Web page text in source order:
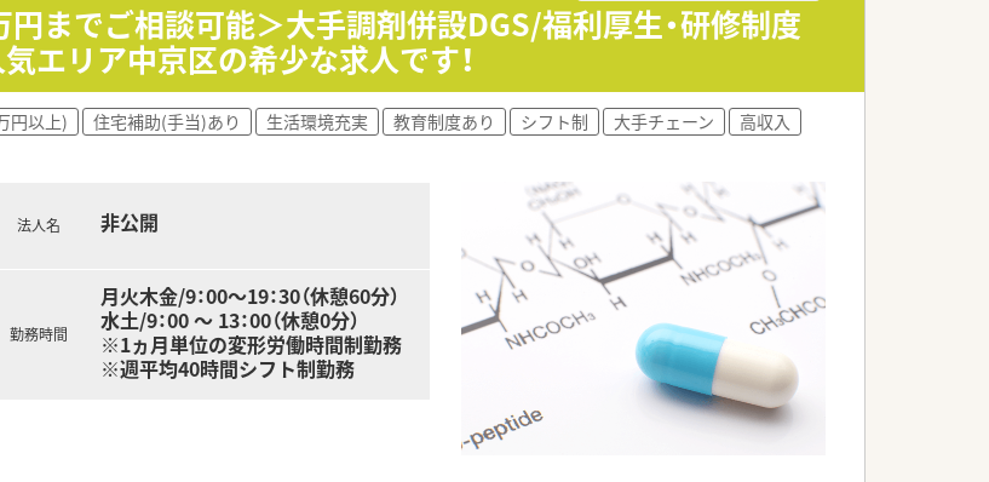
円までご相談可能＞大手調剤併設DGS/福利厚生・研修制度
エリア中京区の希少な求人です！
円以上) 住宅補助(手当)あり 生活環境充実 教育制度あり シフト制 大手チェーン
高収入
法人名 非公開
勤務時間
月火木金/9：00～19：30（休憩60分）
水土/9：00 ～ 13：00（休憩0分）
※1ヵ月単位の変形労働時間制勤務
※週平均40時間シフト制勤務